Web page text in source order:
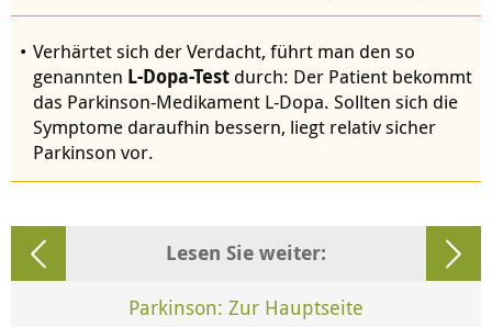
Verhärtet sich der Verdacht, führt man den so
genannten L-Dopa-Test durch: Der Patient bekommt
das Parkinson-Medikament L-Dopa. Sollten sich die
Symptome daraufhin bessern, liegt relativ sicher
Parkinson vor.
Lesen Sie weiter:
Parkinson: Zur Hauptseite